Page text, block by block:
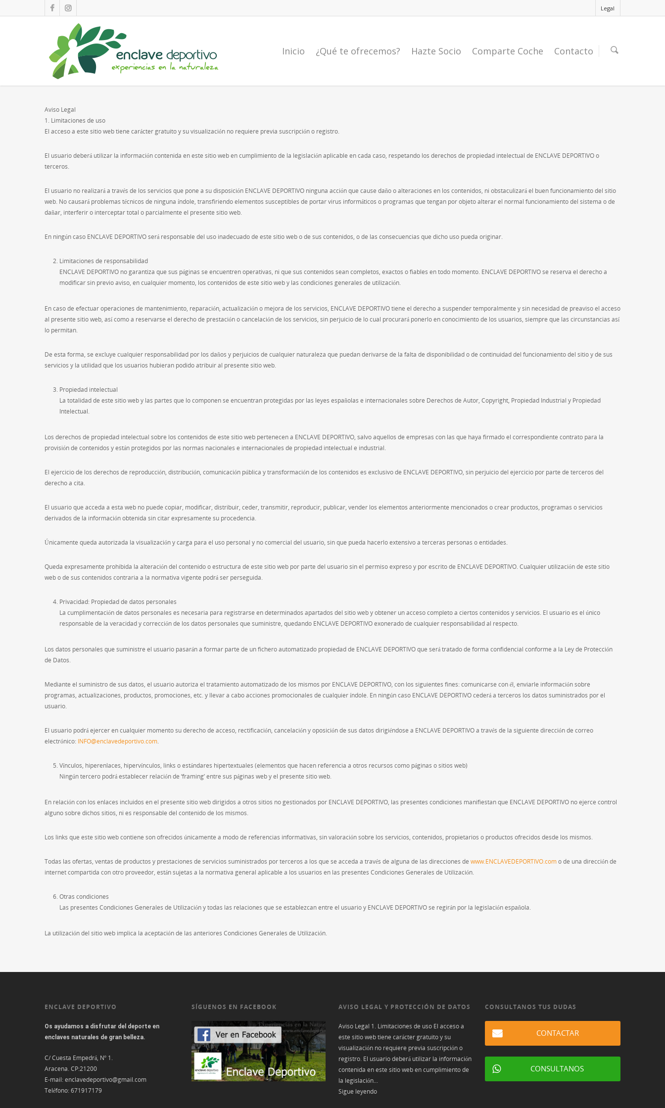
Legal
Inicio ¿Qué te ofrecemos? Hazte Socio Comparte Coche Contacto
Aviso Legal
1. Limitaciones de uso
El acceso a este sitio web tiene carácter gratuito y su visualización no requiere previa suscripción o registro.
El usuario deberá utilizar la información contenida en este sitio web en cumplimiento de la legislación aplicable en cada caso, respetando los derechos de propiedad intelectual de ENCLAVE DEPORTIVO o
terceros.
El usuario no realizará a través de los servicios que pone a su disposición ENCLAVE DEPORTIVO ninguna acción que cause daño o alteraciones en los contenidos, ni obstaculizará el buen funcionamiento del sitio
web. No causará problemas técnicos de ninguna índole, transfiriendo elementos susceptibles de portar virus informáticos o programas que tengan por objeto alterar el normal funcionamiento del sistema o de
dañar, interferir o interceptar total o parcialmente el presente sitio web.
En ningún caso ENCLAVE DEPORTIVO será responsable del uso inadecuado de este sitio web o de sus contenidos, o de las consecuencias que dicho uso pueda originar.
Limitaciones de responsabilidad
ENCLAVE DEPORTIVO no garantiza que sus páginas se encuentren operativas, ni que sus contenidos sean completos, exactos o fiables en todo momento. ENCLAVE DEPORTIVO se reserva el derecho a
modificar sin previo aviso, en cualquier momento, los contenidos de este sitio web y las condiciones generales de utilización.
En caso de efectuar operaciones de mantenimiento, reparación, actualización o mejora de los servicios, ENCLAVE DEPORTIVO tiene el derecho a suspender temporalmente y sin necesidad de preaviso el acceso
al presente sitio web, así como a reservarse el derecho de prestación o cancelación de los servicios, sin perjuicio de lo cual procurará ponerlo en conocimiento de los usuarios, siempre que las circunstancias así
lo permitan.
De esta forma, se excluye cualquier responsabilidad por los daños y perjuicios de cualquier naturaleza que puedan derivarse de la falta de disponibilidad o de continuidad del funcionamiento del sitio y de sus
servicios y la utilidad que los usuarios hubieran podido atribuir al presente sitio web.
Propiedad intelectual
La totalidad de este sitio web y las partes que lo componen se encuentran protegidas por las leyes españolas e internacionales sobre Derechos de Autor, Copyright, Propiedad Industrial y Propiedad
Intelectual.
Los derechos de propiedad intelectual sobre los contenidos de este sitio web pertenecen a ENCLAVE DEPORTIVO, salvo aquellos de empresas con las que haya firmado el correspondiente contrato para la
provisión de contenidos y están protegidos por las normas nacionales e internacionales de propiedad intelectual e industrial.
El ejercicio de los derechos de reproducción, distribución, comunicación pública y transformación de los contenidos es exclusivo de ENCLAVE DEPORTIVO, sin perjuicio del ejercicio por parte de terceros del
derecho a cita.
El usuario que acceda a esta web no puede copiar, modificar, distribuir, ceder, transmitir, reproducir, publicar, vender los elementos anteriormente mencionados o crear productos, programas o servicios
derivados de la información obtenida sin citar expresamente su procedencia.
Únicamente queda autorizada la visualización y carga para el uso personal y no comercial del usuario, sin que pueda hacerlo extensivo a terceras personas o entidades.
Queda expresamente prohibida la alteración del contenido o estructura de este sitio web por parte del usuario sin el permiso expreso y por escrito de ENCLAVE DEPORTIVO. Cualquier utilización de este sitio
web o de sus contenidos contraria a la normativa vigente podrá ser perseguida.
Privacidad: Propiedad de datos personales
La cumplimentación de datos personales es necesaria para registrarse en determinados apartados del sitio web y obtener un acceso completo a ciertos contenidos y servicios. El usuario es el único
responsable de la veracidad y corrección de los datos personales que suministre, quedando ENCLAVE DEPORTIVO exonerado de cualquier responsabilidad al respecto.
Los datos personales que suministre el usuario pasarán a formar parte de un fichero automatizado propiedad de ENCLAVE DEPORTIVO que será tratado de forma confidencial conforme a la Ley de Protección
de Datos.
Mediante el suministro de sus datos, el usuario autoriza el tratamiento automatizado de los mismos por ENCLAVE DEPORTIVO, con los siguientes fines: comunicarse con él, enviarle información sobre
programas, actualizaciones, productos, promociones, etc. y llevar a cabo acciones promocionales de cualquier índole. En ningún caso ENCLAVE DEPORTIVO cederá a terceros los datos suministrados por el
usuario.
El usuario podrá ejercer en cualquier momento su derecho de acceso, rectificación, cancelación y oposición de sus datos dirigiéndose a ENCLAVE DEPORTIVO a través de la siguiente dirección de correo
electrónico: INFO@enclavedeportivo.com.
Vínculos, hiperenlaces, hipervínculos, links o estándares hipertextuales (elementos que hacen referencia a otros recursos como páginas o sitios web)
Ningún tercero podrá establecer relación de ‘framing’ entre sus páginas web y el presente sitio web.
En relación con los enlaces incluidos en el presente sitio web dirigidos a otros sitios no gestionados por ENCLAVE DEPORTIVO, las presentes condiciones manifiestan que ENCLAVE DEPORTIVO no ejerce control
alguno sobre dichos sitios, ni es responsable del contenido de los mismos.
Los links que este sitio web contiene son ofrecidos únicamente a modo de referencias informativas, sin valoración sobre los servicios, contenidos, propietarios o productos ofrecidos desde los mismos.
Todas las ofertas, ventas de productos y prestaciones de servicios suministrados por terceros a los que se acceda a través de alguna de las direcciones de www.ENCLAVEDEPORTIVO.como de una dirección de
internet compartida con otro proveedor, están sujetas a la normativa general aplicable a los usuarios en las presentes Condiciones Generales de Utilización.
Otras condiciones
Las presentes Condiciones Generales de Utilización y todas las relaciones que se establezcan entre el usuario y ENCLAVE DEPORTIVO se regirán por la legislación española.
La utilización del sitio web implica la aceptación de las anteriores Condiciones Generales de Utilización.
ENCLAVE DEPORTIVO
Os ayudamos a disfrutar del deporte en
enclaves naturales de gran belleza.
C/ Cuesta Empedrá, Nº 1.
Aracena. CP:21200
E-mail:enclavedeportivo@gmail.com
Teléfono:671917179
SÍGUENOS EN FACEBOOK AVISO LEGAL Y PROTECCIÓN DE DATOS
Aviso Legal 1. Limitaciones de uso El acceso a
este sitio web tiene carácter gratuito y su
visualización no requiere previa suscripción o
registro. El usuario deberá utilizar la información
contenida en este sitio web en cumplimiento de
la legislación...
Sigue leyendo
CONSULTANOS TUS DUDAS
CONTACTAR
CONSULTANOS